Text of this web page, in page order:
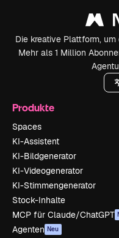
Die kreative Plattform,
Mehr als 1 Million
Produkte
Spaces
KI-Assistent
KI-Bildgenerator
KI-Videogenerator
KI-Stimmengenerator
Stock-Inhalte
MCP für Claude/ChatGPT
Agenten Neu